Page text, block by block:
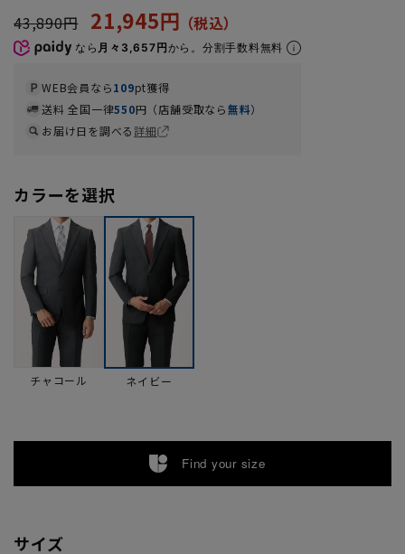
43,890円
21,945円
なら 月々3,657円から。分割手数料無料
WEB会員なら109pt獲得
送料 全国一律550円（店舗受取なら無料）
お届け日を調べる詳細
カラーを選択
チャコール ネイビー
Find your size
サイズ